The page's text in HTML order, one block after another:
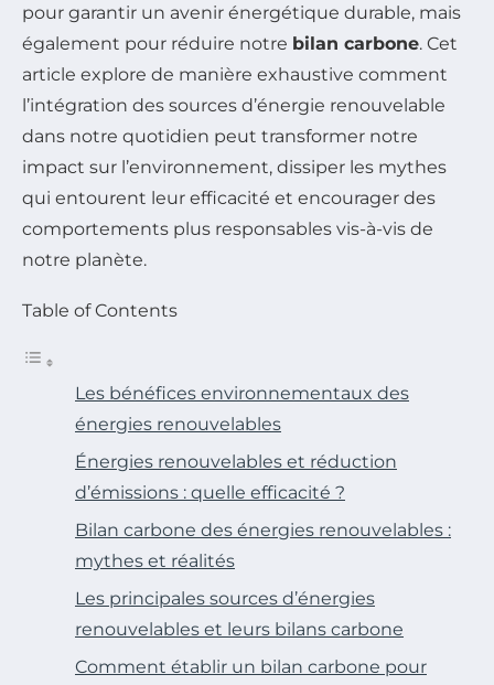
pour garantir un avenir énergétique durable, mais
également pour réduire notre bilan carbone. Cet
article explore de manière exhaustive comment
l’intégration des sources d’énergie renouvelable
dans notre quotidien peut transformer notre
impact sur l’environnement, dissiper les mythes
qui entourent leur efficacité et encourager des
comportements plus responsables vis-à-vis de
notre planète.
Table of Contents
Les bénéfices environnementaux des
énergies renouvelables
Énergies renouvelables et réduction
d’émissions : quelle efficacité ?
Bilan carbone des énergies renouvelables :
mythes et réalités
Les principales sources d’énergies
renouvelables et leurs bilans carbone
Comment établir un bilan carbone pour